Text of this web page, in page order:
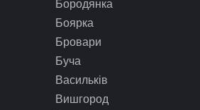
Бородянка
Боярка
Бровари
Буча
Васильків
Вишгород